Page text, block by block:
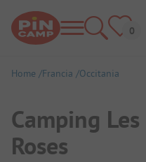
Home Francia Occitania
Camping
Roses